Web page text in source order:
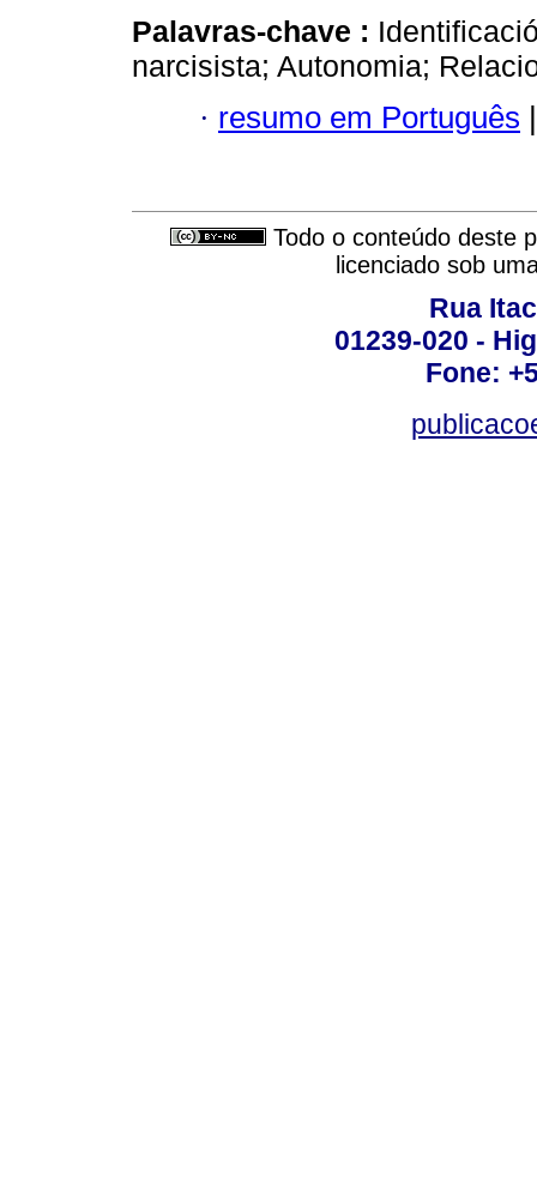
Palavras-chave :
narcisista; Autonomia;
· resumo em Português |
Todo o conteúdo deste
licenciado sob
Rua
01239-020 -
Fone: